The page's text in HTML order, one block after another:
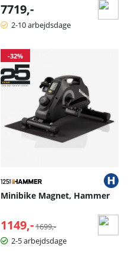
7719,-
2-10 arbejdsdage
-32%
Minibike Magnet, Hammer
1149,- Normalpris:
1699,-
2-5 arbejdsdage